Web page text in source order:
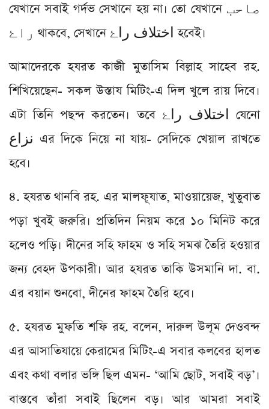
যেখানে সবাই গর্দভ সেখানে হয় না। তো যেখানে صاحب
را‌ۓ থাকবে, সেখানে اختلاف راۓ হবেই।
আমাদেরকে হযরত কাজী মুতাসিম বিল্লাহ সাহেব রহ.
শিখিয়েছেন- সকল উস্তায মিটিং-এ দিল খুলে রায় দিবে।
এটা তিনি পছন্দ করতেন। তবে اختلاف راۓ যেনো
نزاع এর দিকে নিয়ে না যায়- সেদিকে খেয়াল রাখতে
হবে।
৪. হযরত থানবি রহ. এর মালফূযাত, মাওয়ায়েজ, খুতুবাত
পড়া খুবই জরুরি। প্রতিদিন নিয়ম করে ১০ মিনিট করে
হলেও পড়ি। দীনের সহি ফাহম ও সহি সমঝ তৈরি হওয়ার
জন্য বেহদ উপকারী। আর হযরত তাকি উসমানি দা. বা.
এর বয়ান শুনবো, দীনের ফাহম তৈরি হবে।
৫. হযরত মুফতি শফি রহ. বলেন, দারুল উলূম দেওবন্দ
এর আসাতিযায়ে কেরামের মিটিং-এ সবার কলবের হালত
এবং কথা বলার ভঙ্গি ছিল এমন- ‘আমি ছোট, সবাই বড়’।
বাস্তবে তাঁরা সবাই ছিলেন বড়। আর আমরা সবাই